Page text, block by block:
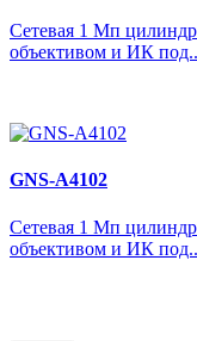
Cетевая 1 Мп
объективом и ИК под..
GNS-A4102
Cетевая 1 Мп
объективом и ИК под..